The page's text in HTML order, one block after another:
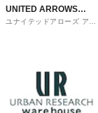
UNITED ARROWS
OUTLET
ユナイテッドアローズ アウ